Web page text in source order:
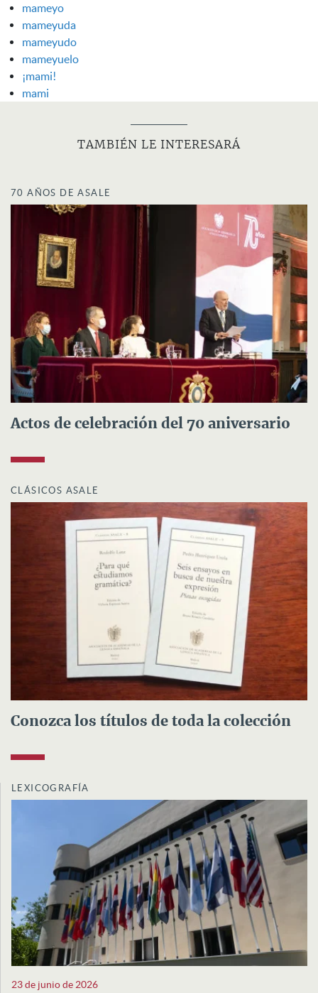
mameyo
mameyuda
mameyudo
mameyuelo
¡mami!
mami
TAMBIÉN LE INTERESARÁ
70 AÑOS DE ASALE
Actos de celebración del 70 aniversario
CLÁSICOS ASALE
Conozca los títulos de toda la colección
LEXICOGRAFÍA
23 de junio de 2026